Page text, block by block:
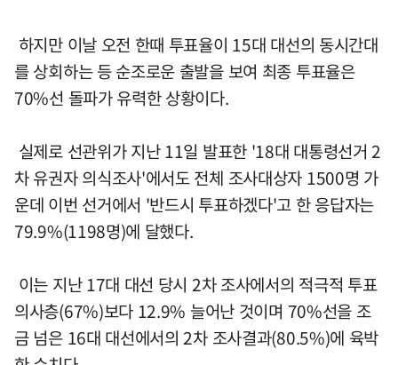
하지만 이날 오전 한때 투표율이 15대 대선의 동시간대
를 상회하는 등 순조로운 출발을 보여 최종 투표율은
70%선 돌파가 유력한 상황이다.
실제로 선관위가 지난 11일 발표한 '18대 대통령선거 2
차 유권자 의식조사'에서도 전체 조사대상자 1500명 가
운데 이번 선거에서 '반드시 투표하겠다'고 한 응답자는
79.9%(1198명)에 달했다.
이는 지난 17대 대선 당시 2차 조사에서의 적극적 투표
의사층(67%)보다 12.9% 늘어난 것이며 70%선을 조
금 넘은 16대 대선에서의 2차 조사결과(80.5%)에 육박